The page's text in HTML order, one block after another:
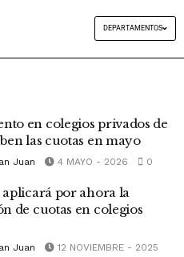
DEPARTAMENTOS
en colegios privados de
las cuotas en mayo
Juan 4 MAYO - 2026 0
aplicará por ahora la
de cuotas en colegios
Juan
12 NOVIEMBRE - 2025